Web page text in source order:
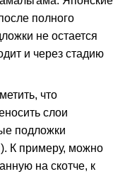
полного
не остается
и через стадию
что
слои
подложки
К примеру, можно
на скотче, к